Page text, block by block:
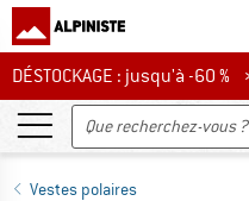
DÉSTOCKAGE : jusqu'à -60 %
DÉSTOCKAGE : jusqu'à -60 %
Vestes polaires